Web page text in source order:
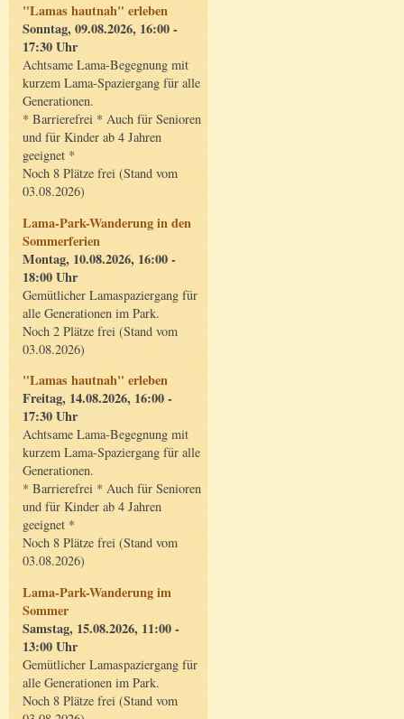
"Lamas hautnah" erleben
Sonntag, 09.08.2026, 16:00 -
17:30 Uhr
Achtsame Lama-Begegnung mit
kurzem Lama-Spaziergang für alle
Generationen.
* Barrierefrei * Auch für Senioren
und für Kinder ab 4 Jahren
geeignet *
Noch 8 Plätze frei (Stand vom
03.08.2026)
Lama-Park-Wanderung in den
Sommerferien
Montag, 10.08.2026, 16:00 -
18:00 Uhr
Gemütlicher Lamaspaziergang für
alle Generationen im Park.
Noch 2 Plätze frei (Stand vom
03.08.2026)
"Lamas hautnah" erleben
Freitag, 14.08.2026, 16:00 -
17:30 Uhr
Achtsame Lama-Begegnung mit
kurzem Lama-Spaziergang für alle
Generationen.
* Barrierefrei * Auch für Senioren
und für Kinder ab 4 Jahren
geeignet *
Noch 8 Plätze frei (Stand vom
03.08.2026)
Lama-Park-Wanderung im
Sommer
Samstag, 15.08.2026, 11:00 -
13:00 Uhr
Gemütlicher Lamaspaziergang für
alle Generationen im Park.
Noch 8 Plätze frei (Stand vom